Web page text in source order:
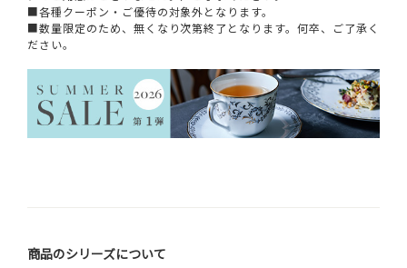
■各種クーポン・ご優待の対象外となります。
■数量限定のため、無くなり次第終了となります。何卒、ご了承く
ださい。
商品のシリーズについて